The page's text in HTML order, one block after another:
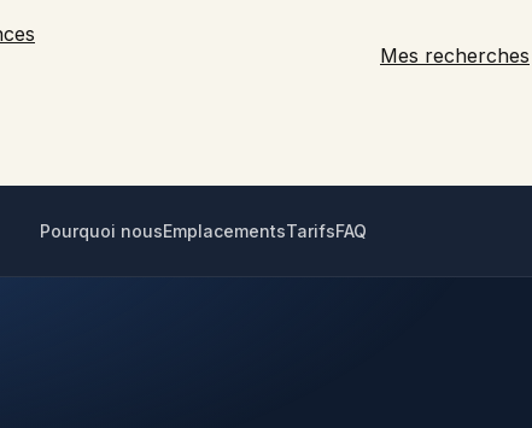
Mes recherches
Pourquoi nousEmplacementsTarifsFAQ